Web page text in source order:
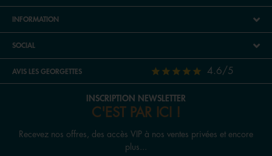
INFORMATION
SOCIAL
AVIS LES GEORGETTES 4.6/5
INSCRIPTION NEWSLETTER
C'EST PAR ICI !
Recevez nos offres, des accès VIP à nos ventes privées et encore
plus...